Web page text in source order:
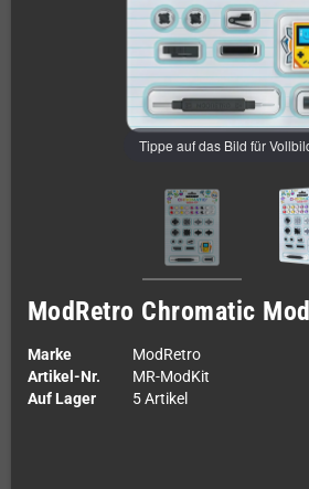
Tippe auf das Bild für
ModRetro Chromatic
Marke
ModRetro
Artikel-Nr.
MR-ModKit
Auf Lager
5 Artikel